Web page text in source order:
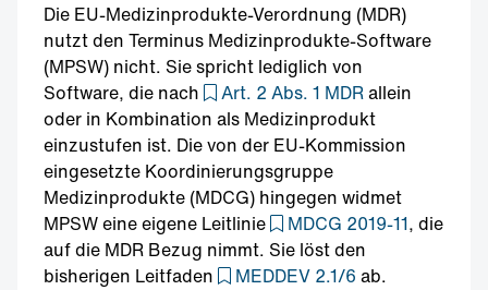
Die EU-Medizinprodukte-Verordnung (MDR)
nutzt den Terminus Medizinprodukte-Software
(MPSW) nicht. Sie spricht lediglich von
Software, die nach
Art. 2 Abs. 1 MDRallein
oder in Kombination als Medizinprodukt
einzustufen ist. Die von der EU-Kommission
eingesetzte Koordinierungsgruppe
Medizinprodukte (MDCG) hingegen widmet
MPSW eine eigene Leitlinie
MDCG 2019-11, die
auf die MDR Bezug nimmt. Sie löst den
bisherigen Leitfaden
MEDDEV 2.1/6 ab.